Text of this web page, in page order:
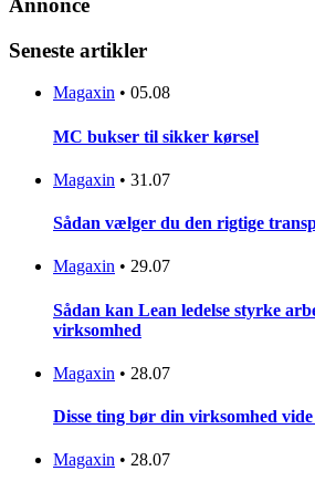
Annonce
Seneste artikler
Magaxin • 05.08
MC bukser til sikker kørsel
Magaxin • 31.07
Sådan vælger du den rigtige
Magaxin • 29.07
Sådan kan Lean ledelse styrke
virksomhed
Magaxin • 28.07
Disse ting bør din virksomhed
Magaxin • 28.07